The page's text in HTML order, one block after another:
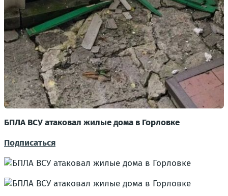
БПЛА ВСУ атаковал жилые дома в Горловке
Подписаться